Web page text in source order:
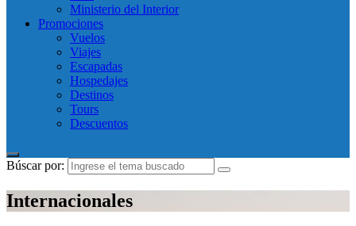
Ministerio del Interior
Promociones
Vuelos
Viajes
Escapadas
Hospedajes
Destinos
Tours
Descuentos
Búscar por:
Internacionales